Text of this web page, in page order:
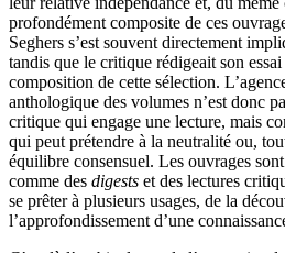
profondément composite de ces
Seghers s’est souvent directement
tandis que le critique rédigeait son
composition de cette sélection.
anthologique des volumes n’est donc
critique qui engage une lecture, mais
qui peut prétendre à la neutralité ou,
équilibre consensuel. Les ouvrages
comme des digests et des lectures
se prêter à plusieurs usages, de la
l’approfondissement d’une